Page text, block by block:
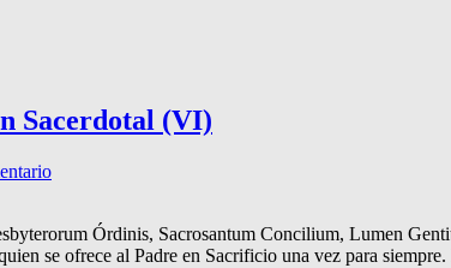
Sacerdotal (VI)
Órdinis, Sacrosantum Concilium, Lumen
se ofrece al Padre en Sacrificio una vez para